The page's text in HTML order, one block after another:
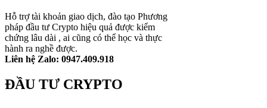
Hỗ trợ tài khoản giao dịch, đào tạo Phương
pháp đầu tư Crypto hiệu quả được kiểm
chứng lâu dài , ai cũng có thể học và thực
hành ra nghề được.
Liên hệ Zalo: 0947.409.918
ĐẦU TƯ CRYPTO